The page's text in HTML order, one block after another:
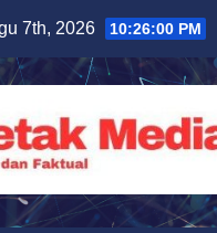
7th, 2026 10:26:01 PM